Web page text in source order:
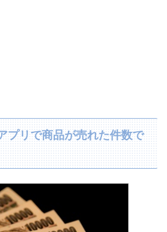
プリで商品が売れた件数で